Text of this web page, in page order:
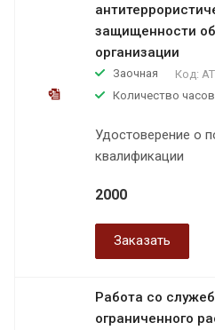
защищенности
организации
Заочная Код:
Количество
Удостоверение о
квалификации
2000
Заказать
Работа со
ограниченного